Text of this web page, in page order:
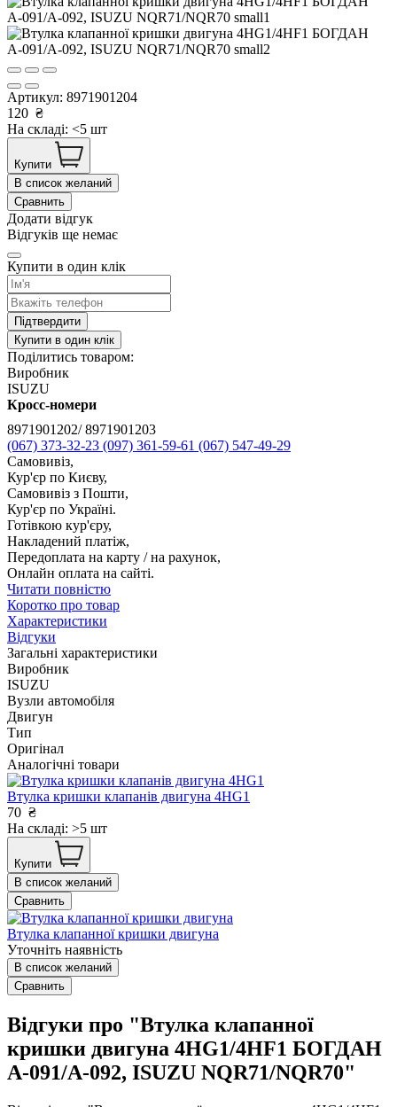
Артикул: 8971901204
120 ₴
На складі: <5 шт
Купити
В список желаний
Сравнить
Додати відгук
Відгуків ще немає
Купити в один клік
Підтвердити
Купити в один клік
Поділитись товаром:
Виробник
ISUZU
Кросс-номери
8971901202/ 8971901203
(067) 373-32-23 (097) 361-59-61 (067) 547-49-29
Самовивіз,
Кур'єр по Києву,
Самовивіз з Пошти,
Кур'єр по Україні.
Готівкою кур'єру,
Накладений платіж,
Передоплата на карту / на рахунок,
Онлайн оплата на сайті.
Читати повністю
Коротко про товар
Характеристики
Відгуки
Загальні характеристики
Виробник
ISUZU
Вузли автомобіля
Двигун
Тип
Оригінал
Аналогічні товари
Втулка кришки клапанів двигуна 4HG1
70 ₴
На складі: >5 шт
Купити
В список желаний
Сравнить
Втулка клапанної кришки двигуна
Уточніть наявність
В список желаний
Сравнить
Відгуки про "Втулка клапанної
кришки двигуна 4HG1/4HF1 БОГДАН
А-091/А-092, ISUZU NQR71/NQR70"